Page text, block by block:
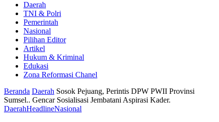
Daerah
TNI & Polri
Pemerintah
Nasional
Pilihan Editor
Artikel
Hukum & Kriminal
Edukasi
Zona Reformasi Chanel
Beranda Daerah Sosok Pejuang, Perintis DPW PWII Provinsi
Sumsel.. Gencar Sosialisasi Jembatani Aspirasi Kader.
DaerahHeadlineNasional